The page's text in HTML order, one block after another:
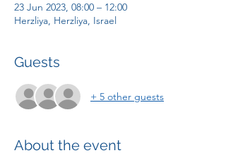
23 Jun 2023, 08:00 – 12:00
Herzliya, Herzliya, Israel
Guests
+ 5 other guests
About the event